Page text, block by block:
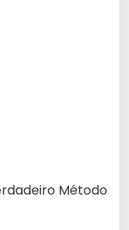
Método